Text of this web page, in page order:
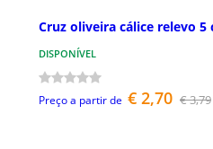
Cruz oliveira cálice relevo 5
DISPONÍVEL
Preço a partir de € 2,70 € 3,79